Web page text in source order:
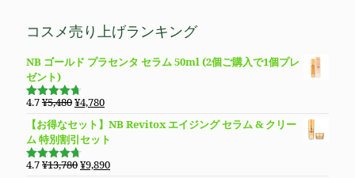
し
で
格
¥5,480
し
た。
価
は
す。
コスメ売り上げランキング
NB ゴールド プラセンタ セラム 50ml (2個ご購入で1個プレ
ゼント)
5段階で
価
4.7¥5,480元
価
格
は
¥4,780現
の
価
格
【お得なセット】NB Revitox エイジング セラム & クリー
ム 特別割引セット
5段階で
4.7¥13,780元
¥9,890現